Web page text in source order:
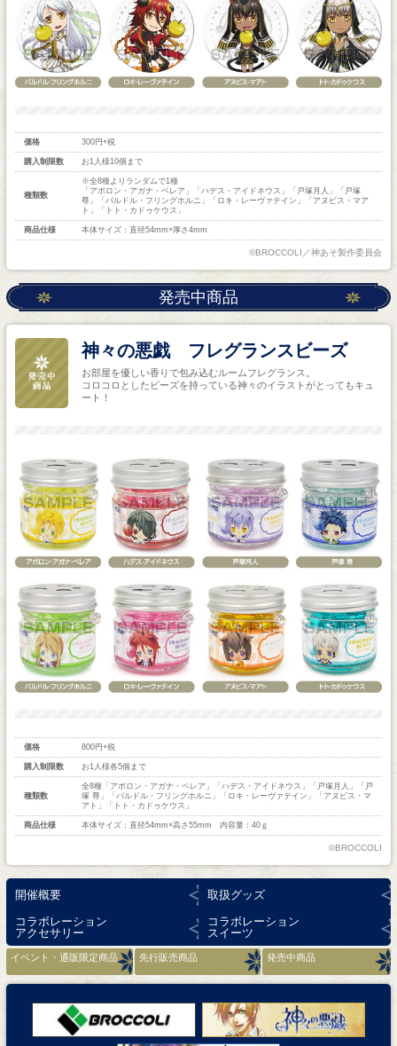
価格 300円+税
購入制限数 お1人様10個まで
種類数
※全8種よりランダムで1種
「アポロン・アガナ・ベレア」「ハデス・アイドネウス」「戸塚月人」「戸塚
尊」「バルドル・フリングホルニ」「ロキ・レーヴァテイン」「アヌビス・マア
ト」「トト・カドゥケウス」
商品仕様 本体サイズ：直径54mm×厚さ4mm
©BROCCOLI／神あそ製作委員会
発売中商品
神々の悪戯 フレグランスビーズ
お部屋を優しい香りで包み込むルームフレグランス。
コロコロとしたビーズを持っている神々のイラストがとってもキュ
ート！
価格 800円+税
購入制限数 お1人様各5個まで
種類数
全8種「アポロン・アガナ・ベレア」「ハデス・アイドネウス」「戸塚月人」「戸
塚 尊」「バルドル・フリングホルニ」「ロキ・レーヴァテイン」「アヌビス・マ
アト」「トト・カドゥケウス」
商品仕様 本体サイズ：直径54mm×高さ55mm 内容量：40ｇ
©BROCCOLI
開催概要
取扱グッズ
コラボレーション
アクセサリー
コラボレーション
スイーツ
イベント・通販限定商品 先行販売商品 発売中商品